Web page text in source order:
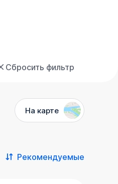
Сбросить фильтр
На карте
Рекомендуемые